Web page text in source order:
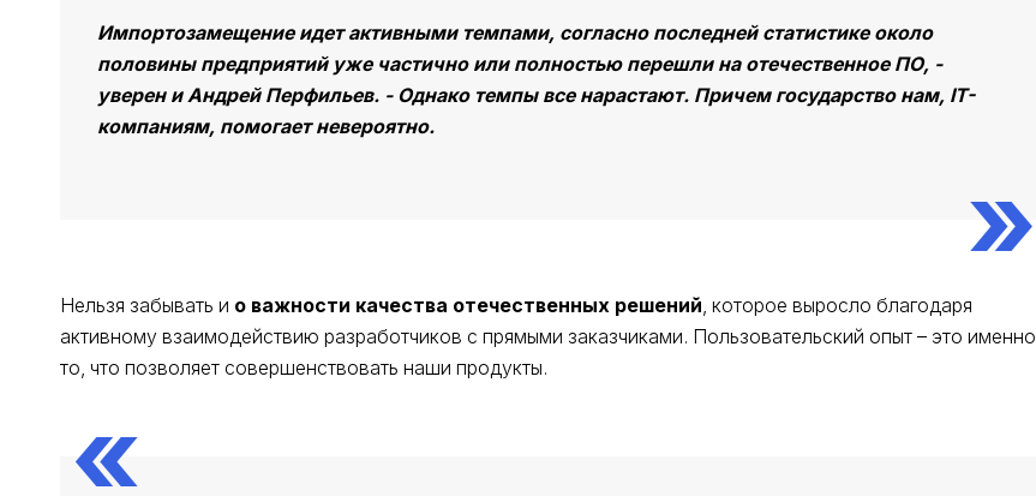
Импортозамещение идет активными темпами, согласно последней статистике около
половины предприятий уже частично или полностью перешли на отечественное ПО, -
уверен и Андрей Перфильев. - Однако темпы все нарастают. Причем государство нам, IT-
компаниям, помогает невероятно.
Нельзя забывать и о важности качества отечественных решений, которое выросло благодаря
активному взаимодействию разработчиков с прямыми заказчиками. Пользовательский опыт – это именно
то, что позволяет совершенствовать наши продукты.